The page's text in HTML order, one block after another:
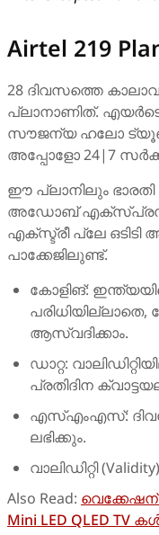
Airtel 219
28 ദിവസത്തെ
പ്ലാനാണിത്.
സൗജന്യ ഹലോ
അപ്പോളോ 24|7
ഈ പ്ലാനിലും
അഡോബ് എക്സ്പ്രസ്
എക്സ്ട്രീ പ്ലേ
പാക്കേജിലുണ്ട്.
കോളിങ്:
ആസ്വദിക്കാം.
ഡാറ്റ:
പ്രതിദിന
എസ്എംഎസ്:
ലഭിക്കും.
വാലിഡിറ്റി
Also Read: വെക്കേഷന്
Mini LED QLED